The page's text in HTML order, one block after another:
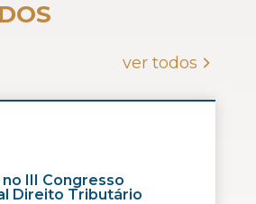
ver todos
III Congresso
Direito Tributário